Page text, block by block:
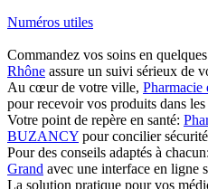
Numéros utiles
Commandez vos soins en
Rhône assure un suivi sérieux de
Au cœur de votre ville, Pharmacie
pour recevoir vos produits dans
Votre point de repère en santé:
BUZANCY pour concilier
Pour des conseils adaptés à chacun:
Grand avec une interface en ligne
La solution pratique pour vos